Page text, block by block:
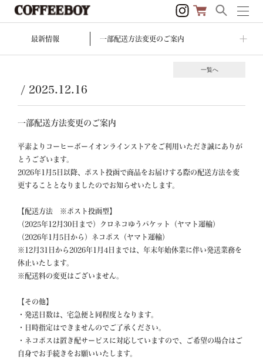
最新情報 一部配送方法変更のご案内
/ 2025.12.16
一覧へ
一部配送方法変更のご案内
平素よりコーヒーボーイオンラインストアをご利用いただき誠にありが
とうございます。
2026年1月5日以降、ポスト投函で商品をお届けする際の配送方法を変
更することとなりましたのでお知らせいたします。
【配送方法　※ポスト投函型】
（2025年12月30日まで）クロネコゆうパケット（ヤマト運輸）
（2026年1月5日から）ネコポス（ヤマト運輸）
※12月31日から2026年1月4日までは、年末年始休業に伴い発送業務を
休止いたします。
※配送料の変更はございません。
【その他】
・発送日数は、宅急便と同程度となります。
・日時指定はできませんのでご了承ください。
・ネコポスは置き配サービスに対応していますので、ご希望の場合はご
自身でお手続きをお願いいたします。